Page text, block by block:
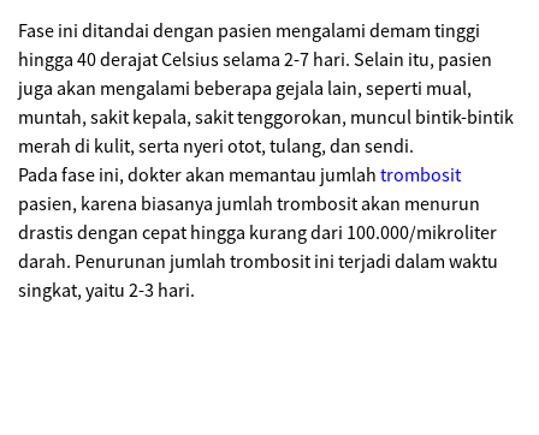
Fase ini ditandai dengan pasien mengalami demam tinggi
hingga 40 derajat Celsius selama 2-7 hari. Selain itu, pasien
juga akan mengalami beberapa gejala lain, seperti mual,
muntah, sakit kepala, sakit tenggorokan, muncul bintik-bintik
merah di kulit, serta nyeri otot, tulang, dan sendi.
Pada fase ini, dokter akan memantau jumlah trombosit
pasien, karena biasanya jumlah trombosit akan menurun
drastis dengan cepat hingga kurang dari 100.000/mikroliter
darah. Penurunan jumlah trombosit ini terjadi dalam waktu
singkat, yaitu 2-3 hari.